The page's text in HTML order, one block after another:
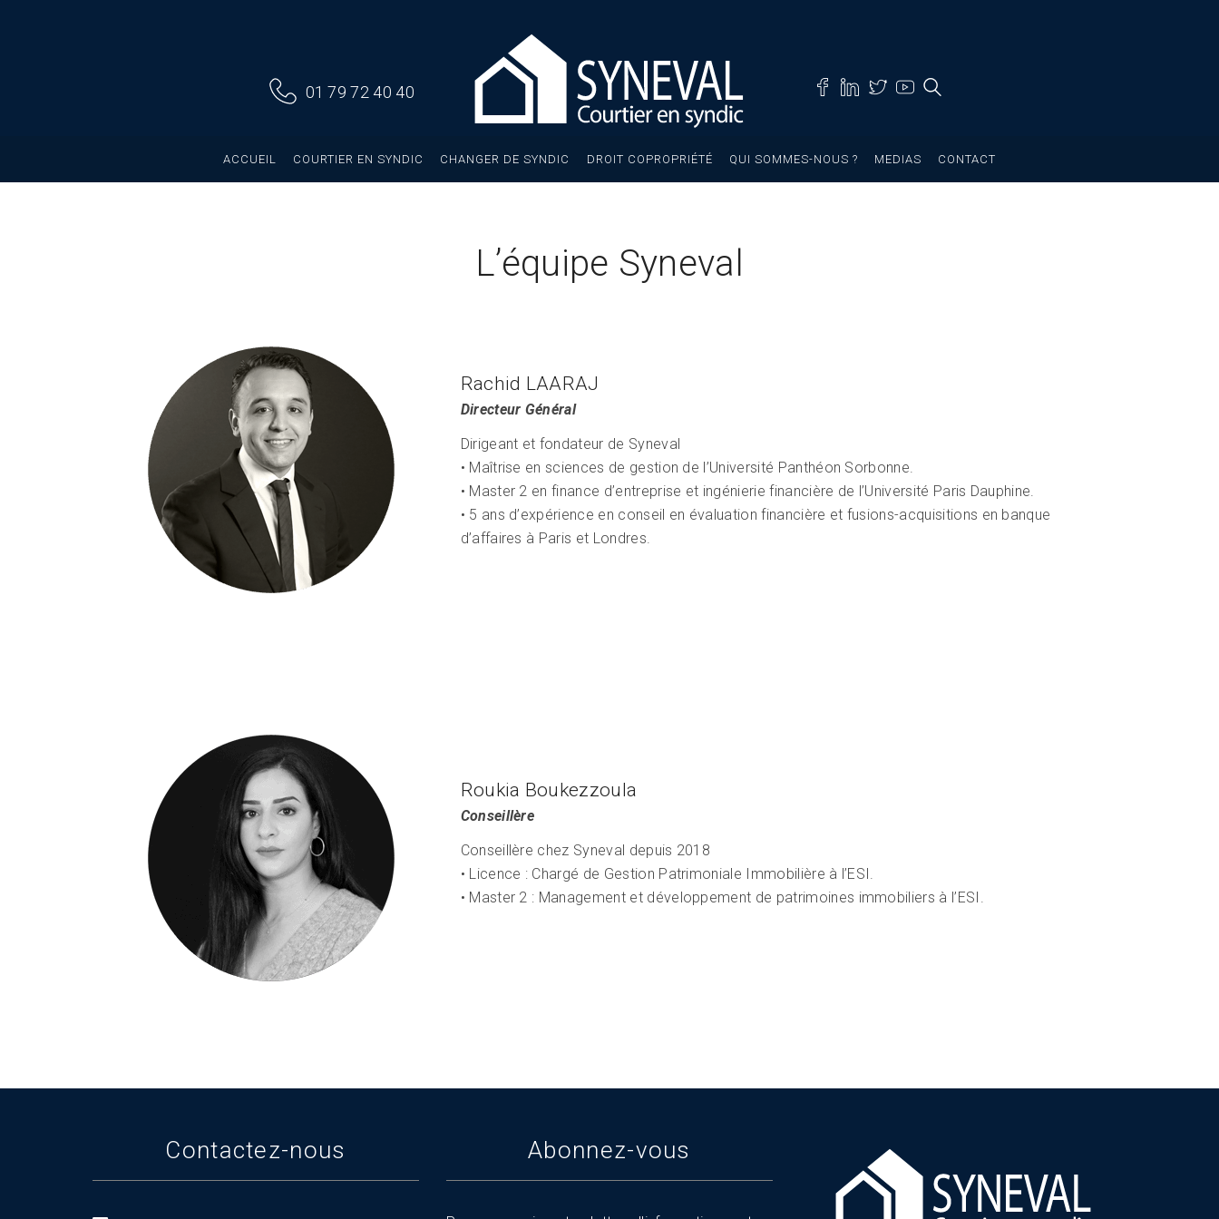
01 79 72 40 40
ACCUEIL COURTIER EN SYNDIC CHANGER DE SYNDIC DROIT COPROPRIÉTÉ QUI SOMMES-NOUS ? MEDIAS CONTACT
L’équipe Syneval
Rachid LAARAJ
Directeur Général
Dirigeant et fondateur de Syneval
• Maîtrise en sciences de gestion de l’Université Panthéon Sorbonne.
• Master 2 en finance d’entreprise et ingénierie financière de l’Université Paris Dauphine.
• 5 ans d’expérience en conseil en évaluation financière et fusions-acquisitions en banque
d’affaires à Paris et Londres.
Roukia Boukezzoula
Conseillère
Conseillère chez Syneval depuis 2018
• Licence : Chargé de Gestion Patrimoniale Immobilière à l’ESI.
• Master 2 : Management et développement de patrimoines immobiliers à l’ESI.
Contactez-nous Abonnez-vous